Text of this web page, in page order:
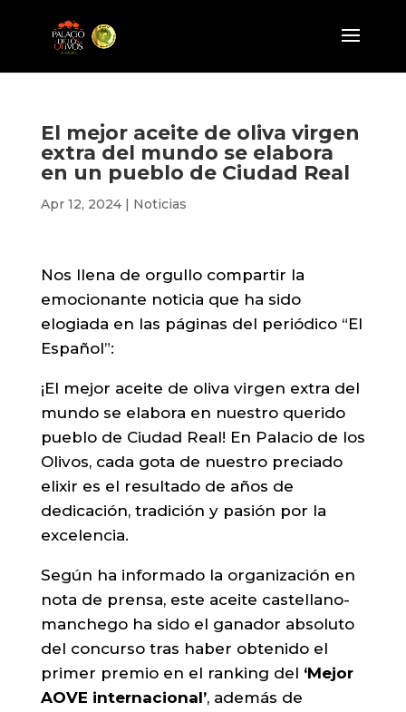
El mejor aceite de oliva virgen
extra del mundo se elabora
en un pueblo de Ciudad Real
Apr 12, 2024| Noticias
Nos llena de orgullo compartir la
emocionante noticia que ha sido
elogiada en las páginas del periódico “El
Español”:
¡El mejor aceite de oliva virgen extra del
mundo se elabora en nuestro querido
pueblo de Ciudad Real! En Palacio de los
Olivos, cada gota de nuestro preciado
elixir es el resultado de años de
dedicación, tradición y pasión por la
excelencia.
Según ha informado la organización en
nota de prensa, este aceite castellano-
manchego ha sido el ganador absoluto
del concurso tras haber obtenido el
primer premio en el ranking del ‘Mejor
AOVE internacional’, además de